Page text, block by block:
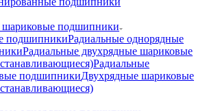
шариковые подшипники
подшипникиРадиальные однорядные
Радиальные двухрядные шариковые
Радиальные
подшипникиДвухрядные шариковые